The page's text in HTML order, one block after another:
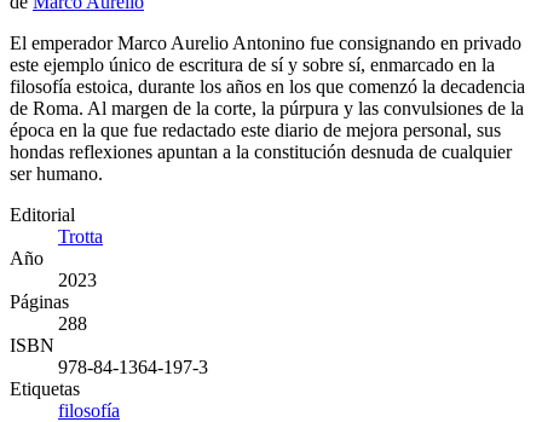
El emperador Marco Aurelio Antonino fue consignando en privado
este ejemplo único de escritura de sí y sobre sí, enmarcado en la
filosofía estoica, durante los años en los que comenzó la decadencia
de Roma. Al margen de la corte, la púrpura y las convulsiones de la
época en la que fue redactado este diario de mejora personal, sus
hondas reflexiones apuntan a la constitución desnuda de cualquier
ser humano.
Editorial
Trotta
Año
2023
Páginas
288
ISBN
978-84-1364-197-3
Etiquetas
filosofía